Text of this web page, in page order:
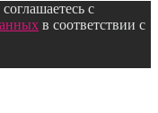
с
в соответствии с